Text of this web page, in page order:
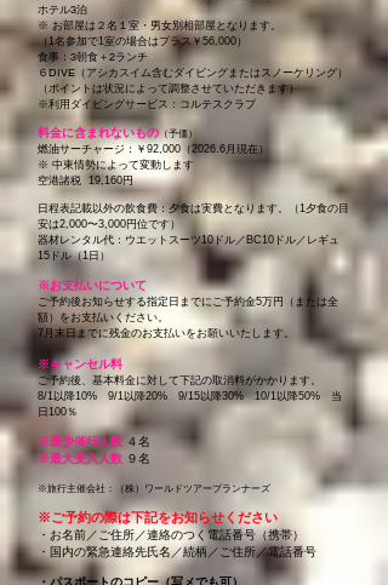
ホテル3泊
※お部屋は２名１室・男女別相部屋となります。
（1名参加で1室の場合はプラス￥56,000）
食事：3朝食＋2ランチ
６DIVE（アシカスイム含むダイビングまたはスノーケリング）
（ポイントは状況によって調整させていただきます）
※利用ダイビングサービス：コルテスクラブ
料金に含まれないもの（予価）
燃油サーチャージ：￥92,000 （2026.6月現在）
​※ 中東情勢によって変動します
空港諸税 19,160円
日程表記載以外の飲食費：夕食は実費となります。（1夕食の目
安は2,000〜3,000円位です）
器材レンタル代：ウエットスーツ10ドル／BC10ドル／レギュ
15ドル（1日）
※お支払いについて
ご予約後お知らせする指定日までにご予約金5万円（または全
額）をお支払いください。
7月末日までに残金のお支払いをお願いいたします。
※キャンセル料
ご予約後、基本料金に対して下記の取消料がかかります。
8/1以降10% 9/1以降20% 9/15以降30% 10/1以降50% 当
日100％
※最少催行人数 ４名
※最大受入人数 ９名
※旅行主催会社：（株）ワールドツアープランナーズ
​※ご予約の際は下記をお知らせください
・お名前／ご住所／連絡のつく電話番号（携帯）
・国内の緊急連絡先氏名／続柄／ご住所／電話番号
・パスポートのコピー（写メでも可）